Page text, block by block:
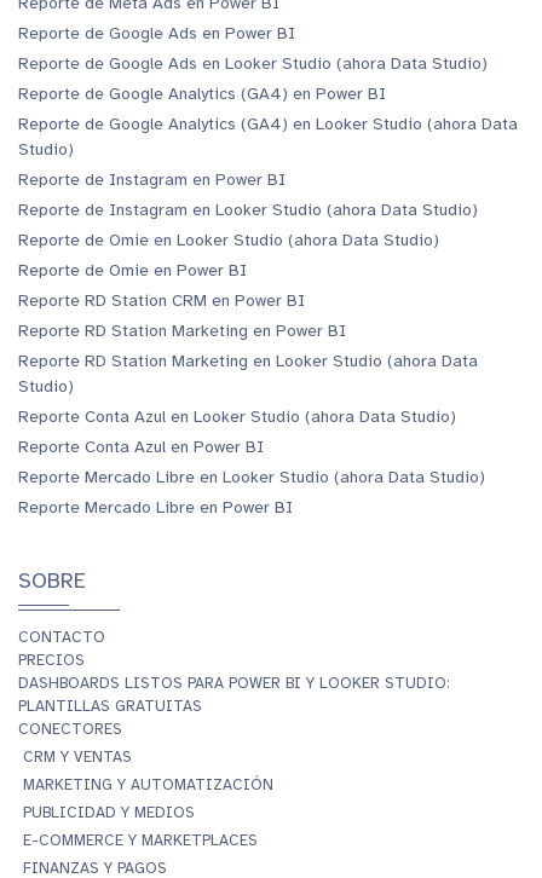
Reporte de Google Ads en Power BI
Reporte de Google Ads en Looker Studio (ahora Data Studio)
Reporte de Google Analytics (GA4) en Power BI
Reporte de Google Analytics (GA4) en Looker Studio (ahora Data
Studio)
Reporte de Instagram en Power BI
Reporte de Instagram en Looker Studio (ahora Data Studio)
Reporte de Omie en Looker Studio (ahora Data Studio)
Reporte de Omie en Power BI
Reporte RD Station CRM en Power BI
Reporte RD Station Marketing en Power BI
Reporte RD Station Marketing en Looker Studio (ahora Data
Studio)
Reporte Conta Azul en Looker Studio (ahora Data Studio)
Reporte Conta Azul en Power BI
Reporte Mercado Libre en Looker Studio (ahora Data Studio)
Reporte Mercado Libre en Power BI
SOBRE
CONTACTO
PRECIOS
DASHBOARDS LISTOS PARA POWER BI Y LOOKER STUDIO:
PLANTILLAS GRATUITAS
CONECTORES
CRM Y VENTAS
MARKETING Y AUTOMATIZACIÓN
PUBLICIDAD Y MEDIOS
E-COMMERCE Y MARKETPLACES
FINANZAS Y PAGOS